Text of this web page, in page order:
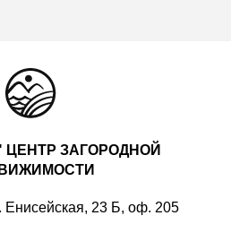
ЗАГОРОДНОЙ
Енисейская, 23 Б, оф. 205